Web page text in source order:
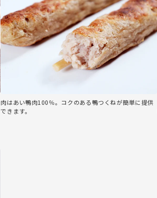
肉はあい鴨肉100％。コクのある鴨つくねが簡単に提供
できます。